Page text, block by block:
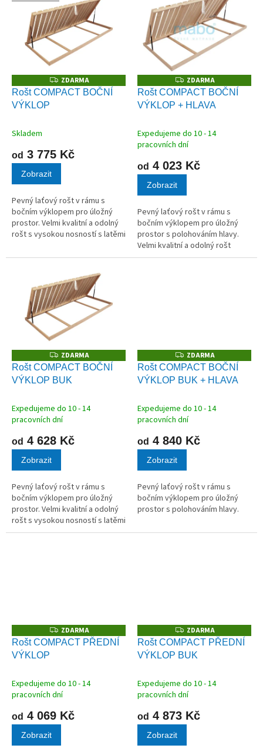
Z
D
A
ZDARMA
Rošt COMPACT BOČNÍ
VÝKLOP
Skladem
od 3 775 Kč
Zobrazit
Pevný laťový rošt v rámu s
bočním výklopem pro úložný
prostor. Velmi kvalitní a odolný
rošt s vysokou nosností s latěmi
všechny typy matrací.
Z
D
A
R
ZDARMA
Rošt COMPACT BOČNÍ
VÝKLOP + HLAVA
Expedujeme do 10 - 14
pracovních dní
od 4 023 Kč
Zobrazit
Pevný laťový rošt v rámu s
bočním výklopem pro úložný
prostor s polohováním hlavy.
Velmi kvalitní a odolný rošt
s vysokou nosností s latěmi
Z
D
A
R
ZDARMA
Rošt COMPACT BOČNÍ
VÝKLOP BUK
Expedujeme do 10 - 14
pracovních dní
od 4 628 Kč
Zobrazit
Pevný laťový rošt v rámu s
bočním výklopem pro úložný
prostor. Velmi kvalitní a odolný
rošt s vysokou nosností s latěmi
z masivního bukového dřeva
Z
D
A
R
ZDARMA
Rošt COMPACT BOČNÍ
VÝKLOP BUK + HLAVA
Expedujeme do 10 - 14
pracovních dní
od 4 840 Kč
Zobrazit
Pevný laťový rošt v rámu s
bočním výklopem pro úložný
prostor s polohováním hlavy.
Z
D
A
ZDARMA
Rošt COMPACT PŘEDNÍ
VÝKLOP
Expedujeme do 10 - 14
pracovních dní
od 4 069 Kč
Zobrazit
Z
D
A
R
ZDARMA
Rošt COMPACT PŘEDNÍ
VÝKLOP BUK
Expedujeme do 10 - 14
pracovních dní
od 4 873 Kč
Zobrazit